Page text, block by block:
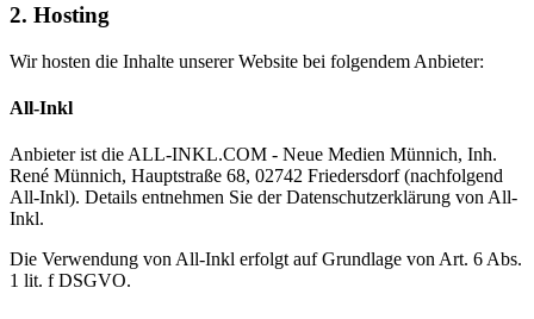
2. Hosting
Wir hosten die Inhalte unserer Website bei folgendem Anbieter:
All-Inkl
Anbieter ist die ALL-INKL.COM - Neue Medien Münnich, Inh.
René Münnich, Hauptstraße 68, 02742 Friedersdorf (nachfolgend
All-Inkl). Details entnehmen Sie der Datenschutzerklärung von All-
Inkl.
Die Verwendung von All-Inkl erfolgt auf Grundlage von Art. 6 Abs.
1 lit. f DSGVO.